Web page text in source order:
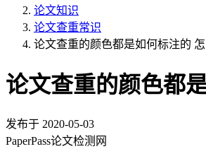
论文知识
论文查重常识
论文查重的颜色都是如何标注的
论文查重的颜色都
发布于 2020-05-03
PaperPass论文检测网